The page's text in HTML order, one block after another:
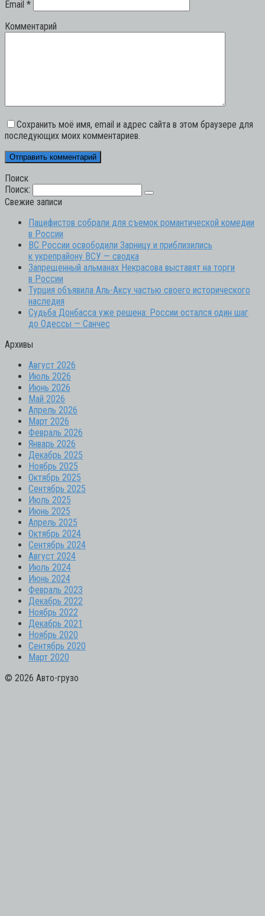
Email *
Комментарий
Сохранить моё имя, email и адрес сайта в этом браузере для
последующих моих комментариев.
Поиск
Поиск:
Свежие записи
Пацифистов собрали для съемок романтической комедии
в России
ВС России освободили Зарницу и приблизились
к укрепрайону ВСУ — сводка
Запрещенный альманах Некрасова выставят на торги
в России
Турция объявила Аль-Аксу частью своего исторического
наследия
Судьба Донбасса уже решена: России остался один шаг
до Одессы — Санчес
Архивы
Август 2026
Июль 2026
Июнь 2026
Май 2026
Апрель 2026
Март 2026
Февраль 2026
Январь 2026
Декабрь 2025
Ноябрь 2025
Октябрь 2025
Сентябрь 2025
Июль 2025
Июнь 2025
Апрель 2025
Октябрь 2024
Сентябрь 2024
Август 2024
Июль 2024
Июнь 2024
Февраль 2023
Декабрь 2022
Ноябрь 2022
Декабрь 2021
Ноябрь 2020
Сентябрь 2020
Март 2020
© 2026 Авто-грузо